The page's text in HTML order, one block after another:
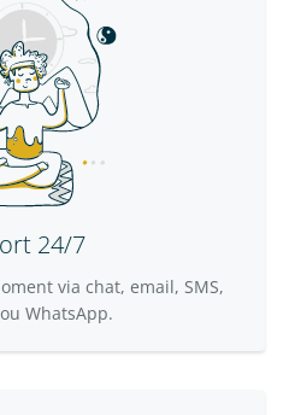
24/7
via chat, email, SMS,
WhatsApp.